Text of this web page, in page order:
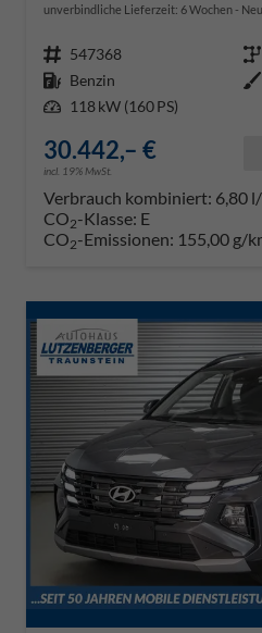
unverbindliche Lieferzeit: 6 Wochen
Fahrzeugnr. 547368 Getriebe
Kraftstoff Benzin Außenfarbe
Leistung 118 kW (160 PS)
30.442,– €
incl. 19% MwSt.
Verbrauch kombiniert: 6,80
CO2-Klasse: E
CO2-Emissionen: 155,00 g/